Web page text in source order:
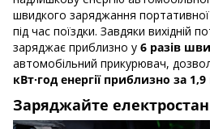
швидкого заряджання
під час поїздки. Завдяки вихідній
заряджає приблизно у 6 разів
автомобільний прикурювач,
кВт·год енергії приблизно за
Заряджайте